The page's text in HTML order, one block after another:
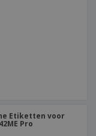
Etiketten voor
Pro